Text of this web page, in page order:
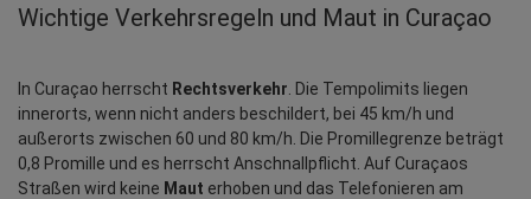
Wichtige Verkehrsregeln und Maut in Curaçao
In Curaçao herrscht Rechtsverkehr . Die Tempolimits liegen
innerorts, wenn nicht anders beschildert, bei 45 km/h und
außerorts zwischen 60 und 80 km/h. Die Promillegrenze beträgt
0,8 Promille und es herrscht Anschnallpflicht. Auf Curaçaos
Straßen wird keine Maut erhoben und das Telefonieren am